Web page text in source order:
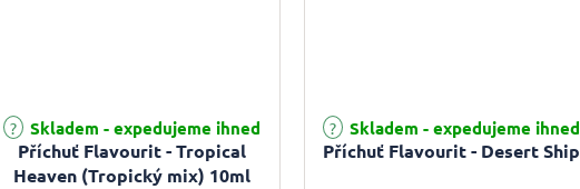
Příchuť Flavourit - Tropical
Heaven (Tropický mix) 10ml
Skladem - expedujeme ihned
Příchuť Flavourit - Desert Ship
Skladem - expedujeme ihned